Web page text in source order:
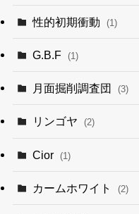
性的初期衝動 (1)
G.B.F (1)
月面掘削調査団 (3)
リンゴヤ (2)
Cior (1)
カームホワイト (2)